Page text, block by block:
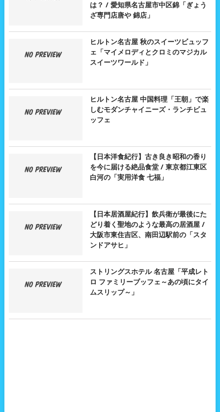
は？ / 愛知県名古屋市中区錦「ぎょう
ざ専門店唐や 錦店」
ヒルトン名古屋 秋のスイーツビュッフ
ェ「マイメロディとクロミのマジカル
スイーツワールド」
ヒルトン名古屋 中国料理「王朝」で楽
しむモダンチャイニーズ・ランチビュ
ッフェ
【日本洋食紀行】古き良き昭和の香り
を今に届ける絶品食堂 / 東京都江東区
白河の「実用洋食 七福」
【日本居酒屋紀行】飲兵衛が最後にた
どり着く聖地のような最高の居酒屋 /
大阪市東住吉区、南田辺駅前の「スタ
ンドアサヒ」
ストリングスホテル 名古屋「平成レト
ロ ファミリーブッフェ～あの頃にタイ
ムスリップ～」